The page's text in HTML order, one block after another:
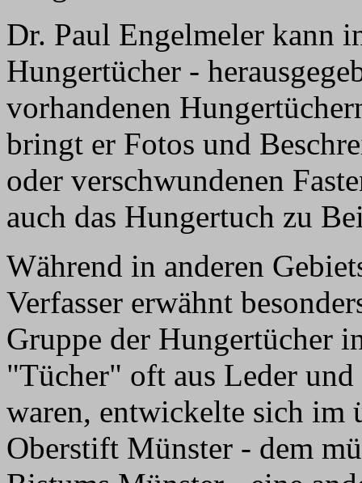
Dr. Paul Engelmeler kann
Hungertücher -
vorhandenen
bringt er Fotos und
oder verschwundenen
auch das Hungertuch zu
Während in anderen
Verfasser erwähnt
Gruppe der Hungertücher
"Tücher" oft aus Leder
waren, entwickelte sich im
Oberstift Münster - dem